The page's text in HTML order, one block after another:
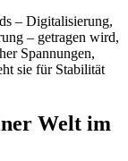
– Digita­li­sie­rung,
– getragen wird,
Spannungen,
sie für Stabi­lität
Welt im